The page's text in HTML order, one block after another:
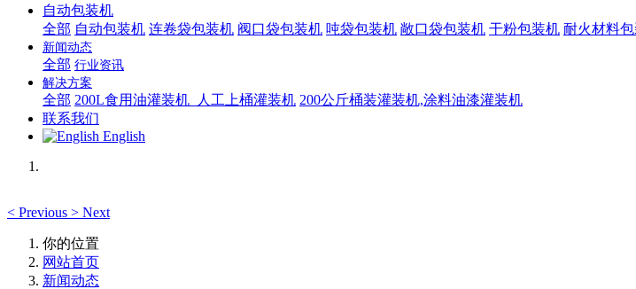
自动包装机
全部 自动包装机 连卷袋包装机 阀口袋包装机 吨袋包装机 敞口袋包装机 干粉包装机 耐火材料
新闻动态
全部 行业资讯
解决方案
全部 200L食用油灌装机_人工上桶灌装机 200公斤桶装灌装机,涂料油漆灌装机
联系我们
English
< Previous > Next
你的位置
网站首页
新闻动态